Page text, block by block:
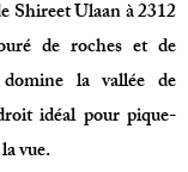
Shireet Ulaan à 2312
de roches et de
la vallée de
idéal pour pique-
vue.